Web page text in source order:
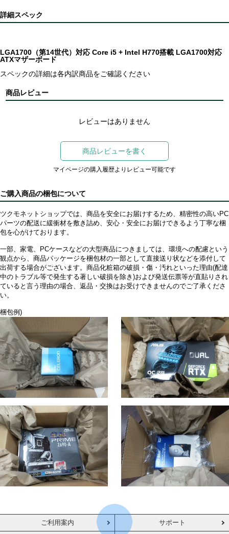
詳細スペック
LGA1700（第14世代）対応 Core i5 + Intel H770搭載 LGA1700対応
ATXマザーボード
スペックの詳細は各内訳商品をご確認ください
商品レビュー
レビューはありません
商品レビューを書く
マイページの購入履歴よりレビュー可能です
ご購入商品の梱包について
ツクモネットショップでは、商品を安全にお届けするため、精密性の高いPC
パーツの配送に緩衝材を敷き詰め、安心・安全にお届けできるよう丁寧な梱
包を心がけております。
一部、家電、PCケースなどの大型商品につきましては、環境への配慮という
観点から、商品パッケージを梱包材の一部として直接送り状などを添付して
出荷する場合がございます。商品化粧箱の破損・傷・汚れといった理由(配達
中のトラブル等で発生する著しい破損を除き)および発送伝票等が直貼りされ
ていると言う理由の場合、返品・交換はお受けできませんのでご了承くださ
い。
梱包例)
ご利用案内 サポート